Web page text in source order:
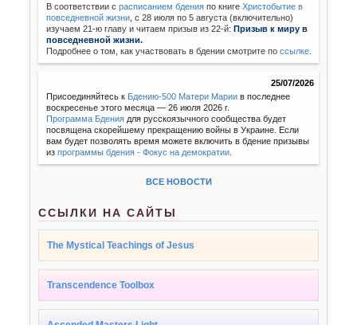
В соответствии с расписанием бдения по книгеХристобытие в
повседневной жизни с 28 июля по 5 августа (включительно)
изучаем 21-ю главу и читаем призыв из 22-й:Призыв к миру в
повседневной жизни.
Подробнее о том, как участвовать в бдении смотрите поссылке
25/07/2026
Присоединяйтесь к Бдению-500 Матери Марии в последнее
воскресенье этого месяца — 26 июля 2026 г.
Программа Бдения для русскоязычного сообщества будет
посвящена скорейшему прекращению войны в Украине. Если
вам будет позволять время можете включить в бдение призывы
изпрограммы бдения - Фокус на демократии
ВСЕ НОВОСТИ
ССЫЛКИ НА САЙТЫ
The Mystical Teachings of Jesus
Transcendence Toolbox